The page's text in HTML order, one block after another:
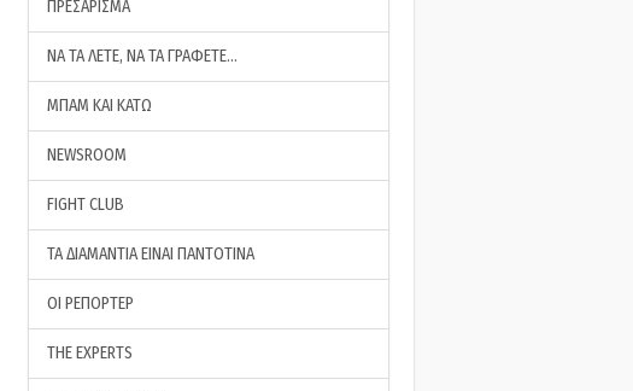
ΠΡΕΣΑΡΙΣΜΑ
ΝΑ ΤΑ ΛΕΤΕ, ΝΑ ΤΑ ΓΡΑΦΕΤΕ…
ΜΠΑΜ ΚΑΙ ΚΑΤΩ
NEWSROOM
FIGHT CLUB
ΤΑ ΔΙΑΜΑΝΤΙΑ ΕΙΝΑΙ ΠΑΝΤΟΤΙΝΑ
ΟΙ ΡΕΠΟΡΤΕΡ
THE EXPERTS